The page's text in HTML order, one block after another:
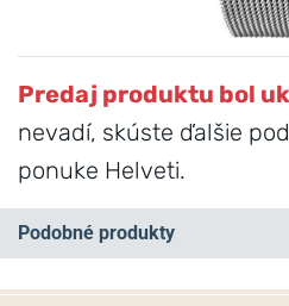
Predaj produktu bol
nevadí, skúste ďalšie
ponuke Helveti.
Podobné produkty